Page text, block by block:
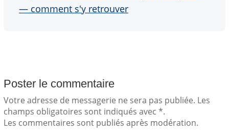
— comment s'y retrouver
Poster le commentaire
Votre adresse de messagerie ne sera pas publiée. Les
champs obligatoires sont indiqués avec *.
Les commentaires sont publiés après modération.